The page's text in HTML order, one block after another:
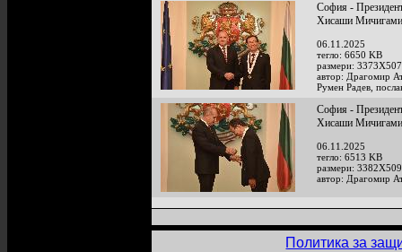
София -
Хисаши Мичигами
06.11.2025
тегло: 6650 KB
размери:
автор: Драгомир
Румен Радев,
София -
Хисаши Мичигами
06.11.2025
тегло: 6513 KB
размери:
автор: Драгомир
Политика за